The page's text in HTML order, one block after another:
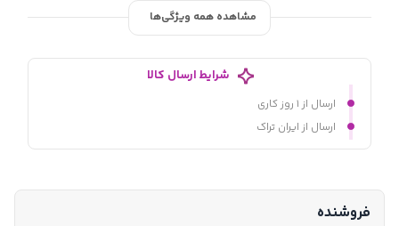
مشاهده همه ویژگی‌ها
شرایط ارسال کالا
ارسال از ۱ روز کاری
ارسال از ایران تراک
فروشنده